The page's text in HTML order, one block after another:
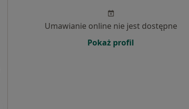
Umawianie online nie jest dostępne
Pokaż profil